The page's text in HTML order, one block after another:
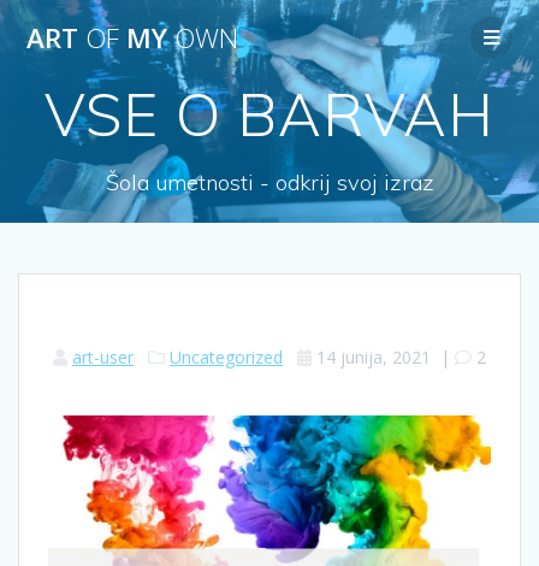
ART OF MYOWN
VSE O BARVAH
Šola umetnosti - odkrij svoj izraz
art-user Uncategorized 14 junija, 2021 | 2